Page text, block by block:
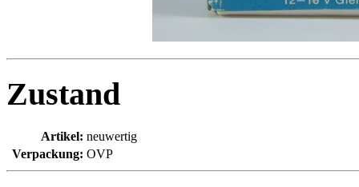
Zustand
Artikel: neuwertig
Verpackung: OVP